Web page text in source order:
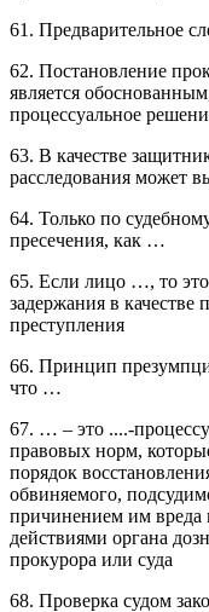
61. Предварительное
62. Постановление
является
процессуальное
63. В качестве
расследования может
64. Только по
пресечения, как …
65. Если лицо …, то это
задержания в качестве
преступления
66. Принцип
что …
67. … – это ....-
правовых норм,
порядок
обвиняемого,
причинением им
действиями органа
прокурора или суда
68. Проверка судом